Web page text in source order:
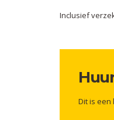
Inclusief
Dit is een